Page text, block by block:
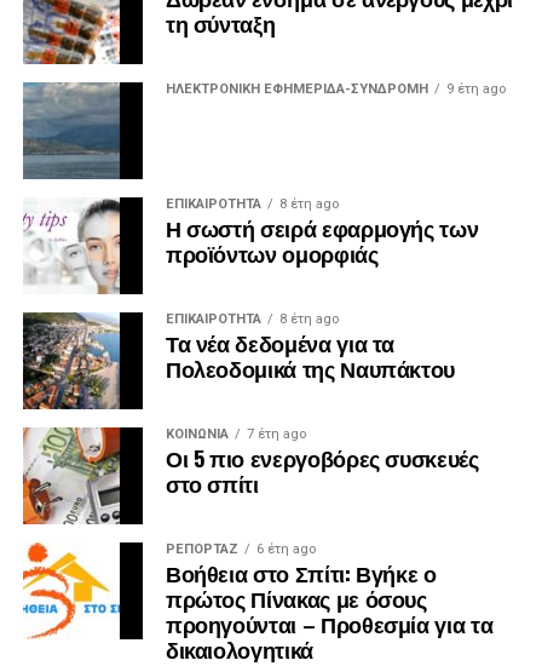
τη σύνταξη
ΗΛΕΚΤΡΟΝΙΚΗ ΕΦΗΜΕΡΙΔΑ-ΣΥΝΔΡΟΜΗ 9 έτη ago
ΕΠΙΚΑΙΡΟΤΗΤΑ 8 έτη ago
Η σωστή σειρά εφαρμογής των
προϊόντων ομορφιάς
ΕΠΙΚΑΙΡΟΤΗΤΑ 8 έτη ago
Τα νέα δεδομένα για τα
Πολεοδομικά της Ναυπάκτου
ΚΟΙΝΩΝΙΑ 7 έτη ago
Οι 5 πιο ενεργοβόρες συσκευές
στο σπίτι
ΡΕΠΟΡΤΑΖ 6 έτη ago
Βοήθεια στο Σπίτι: Βγήκε ο
πρώτος Πίνακας με όσους
προηγούνται – Προθεσμία για τα
δικαιολογητικά